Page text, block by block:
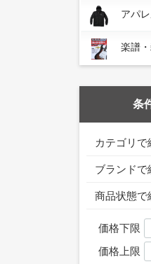
アパ
楽譜
条
カテゴリで
ブランドで
商品状態で
価格下限
価格上限